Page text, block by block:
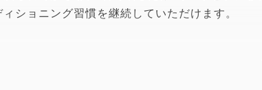
ィショニング習慣を継続していただけます。